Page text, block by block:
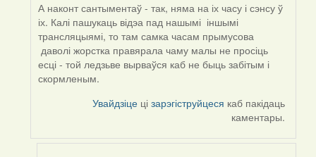
А наконт сантыментаў - так, няма на іх часу і сэнсу ў
іх. Калі пашукаць відэа пад нашымі іншымі
трансляцыямі, то там самка часам прымусова
даволі жорстка правярала чаму малы не просіць
есці - той ледзьве вырваўся каб не быць забітым і
скормленым.
Увайдзіце цізарэгіструйцеся каб пакідаць
каментары.